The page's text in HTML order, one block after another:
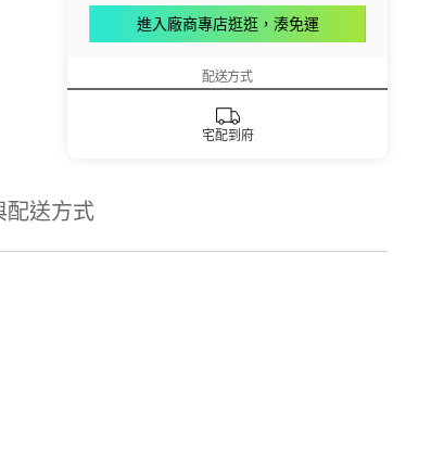
進入廠商專店逛逛，湊免運
配送方式
宅配到府
配送方式